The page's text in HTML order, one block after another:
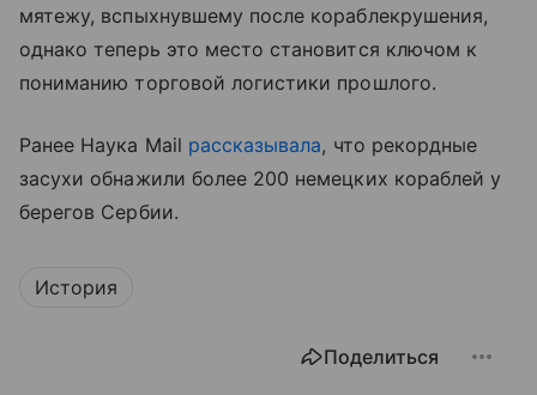
мятежу, вспыхнувшему после кораблекрушения,
однако теперь это место становится ключом к
пониманию торговой логистики прошлого.
Ранее Наука Mail рассказывала, что рекордные
засухи обнажили более 200 немецких кораблей у
берегов Сербии.
История
Поделиться